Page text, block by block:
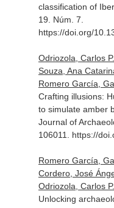
classification of
19. Núm. 7.
https://doi.org/
Odriozola, Carlos
Souza, Ana
Romero García,
Crafting illusions:
to simulate amber
Journal of
106011. https://
Romero García,
Cordero, José
Odriozola, Carlos
Unlocking